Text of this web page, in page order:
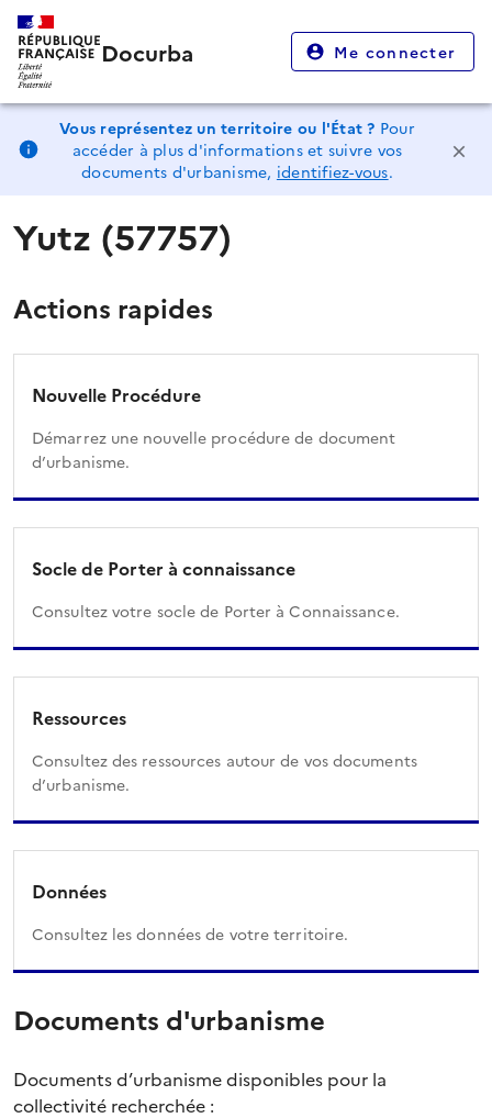
Docurba Me connecter
Vous représentez un territoire ou l'État ? Pour
accéder à plus d'informations et suivre vos
documents d'urbanisme, identifiez-vous.
Yutz (57757)
Actions rapides
Nouvelle Procédure
Démarrez une nouvelle procédure de document
d’urbanisme.
Socle de Porter à connaissance
Consultez votre socle de Porter à Connaissance.
Ressources
Consultez des ressources autour de vos documents
d’urbanisme.
Données
Consultez les données de votre territoire.
Documents d'urbanisme
Documents d’urbanisme disponibles pour la
collectivité recherchée :